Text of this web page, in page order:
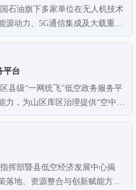
石油旗下多家单位在无人机技术
源动力、5G通信集成及大载重运
巡检与勘探作业的效率与安全
无人机，实现了绿色巡检技术
平台
县级“一网统飞”低空政务服务平
力，为山区库区治理提供“空中解
多飞一用、一数多用”创新理念，
，面向17个单位、26个镇街，拓
挥部暨县低空经济发展中心揭
落地、资源整合与创新赋能方面